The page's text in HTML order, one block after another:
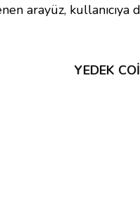
arayüz, kullanıcıya
YEDEK